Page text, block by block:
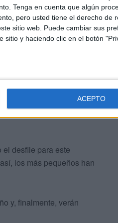
Tenga en cuenta que algún
pero usted tiene el derecho de
sitio web. Puede cambiar sus
y haciendo clic en el botón
ACEPTO
todo el cortejo.
todo este complejo
el desfile para este
los más pequeños han
y, finalmente, verán